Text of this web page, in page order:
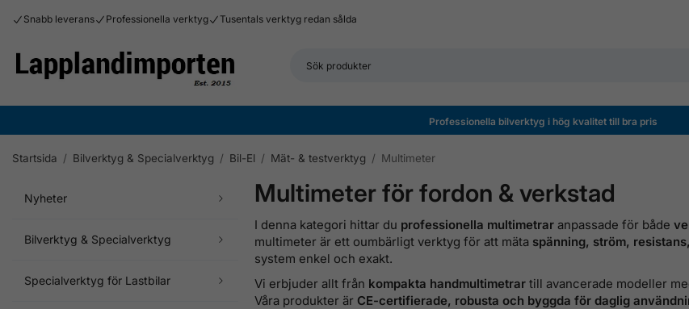
Snabb leverans Professionella verktyg Tusentals verktyg redan sålda
Professionella bilverktyg i hög kvalitet till bra pris
Startsida / Bilverktyg & Specialverktyg / Bil-El / Mät- & testverktyg / Multimeter
Nyheter
Bilverktyg & Specialverktyg
Specialverktyg för Lastbilar
Multimeter för fordon & verkstad
I denna kategori hittar du professionella multimetrar anpassade för både
multimeter är ett oumbärligt verktyg för att mäta spänning, ström,
system enkel och exakt.
Vi erbjuder allt från kompakta handmultimetrar till avancerade modeller
Våra produkter är CE-certifierade, robusta och byggda för daglig